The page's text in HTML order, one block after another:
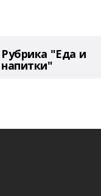
Рубрика "Еда и
напитки"